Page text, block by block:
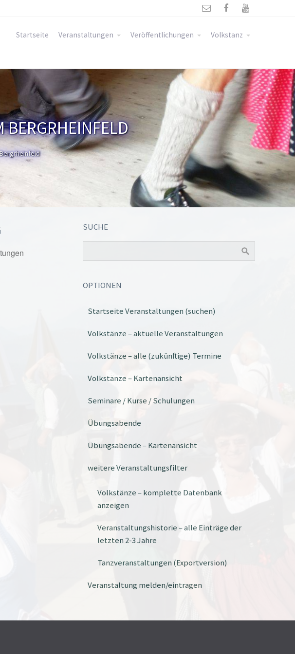
  
Startseite Veranstaltungen Veröffentlichungen Volkstanz
BERGRHEINFELD
SUCHE
OPTIONEN
Startseite Veranstaltungen (suchen)
Volkstänze – aktuelle Veranstaltungen
Volkstänze – alle (zukünftige) Termine
Volkstänze – Kartenansicht
Seminare / Kurse / Schulungen
Übungsabende
Übungsabende – Kartenansicht
weitere Veranstaltungsfilter
Volkstänze – komplette Datenbank
anzeigen
Veranstaltungshistorie – alle Einträge der
letzten 2-3 Jahre
Tanzveranstaltungen (Exportversion)
Veranstaltung melden/eintragen